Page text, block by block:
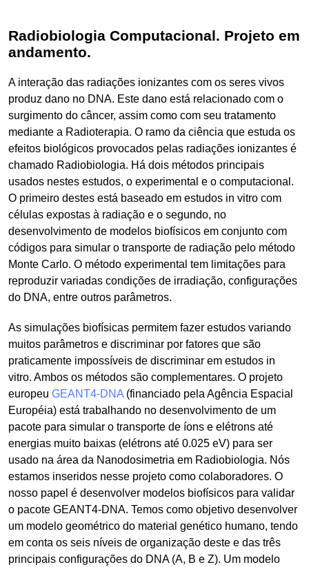
Radiobiologia Computacional. Projeto em
andamento.
A interação das radiações ionizantes com os seres vivos
produz dano no DNA. Este dano está relacionado com o
surgimento do câncer, assim como com seu tratamento
mediante a Radioterapia. O ramo da ciência que estuda os
efeitos biológicos provocados pelas radiações ionizantes é
chamado Radiobiologia. Há dois métodos principais
usados nestes estudos, o experimental e o computacional.
O primeiro destes está baseado em estudos in vitro com
células expostas à radiação e o segundo, no
desenvolvimento de modelos biofísicos em conjunto com
códigos para simular o transporte de radiação pelo método
Monte Carlo. O método experimental tem limitações para
reproduzir variadas condições de irradiação, configurações
do DNA, entre outros parâmetros.
As simulações biofísicas permitem fazer estudos variando
muitos parâmetros e discriminar por fatores que são
praticamente impossíveis de discriminar em estudos in
vitro. Ambos os métodos são complementares. O projeto
europeu GEANT4-DNA (financiado pela Agência Espacial
Européia) está trabalhando no desenvolvimento de um
pacote para simular o transporte de íons e elétrons até
energias muito baixas (elétrons até 0.025 eV) para ser
usado na área da Nanodosimetria em Radiobiologia. Nós
estamos inseridos nesse projeto como colaboradores. O
nosso papel é desenvolver modelos biofísicos para validar
o pacote GEANT4-DNA. Temos como objetivo desenvolver
um modelo geométrico do material genético humano, tendo
em conta os seis níveis de organização deste e das três
principais configurações do DNA (A, B e Z). Um modelo